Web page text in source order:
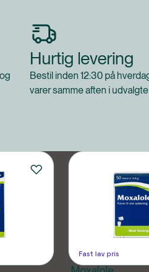
Hurtig levering
Bestil inden 12:30 på
varer samme aften i
Fast lav pris